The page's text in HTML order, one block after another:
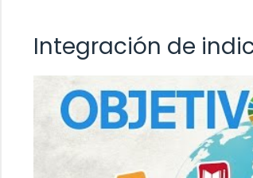
Integración de